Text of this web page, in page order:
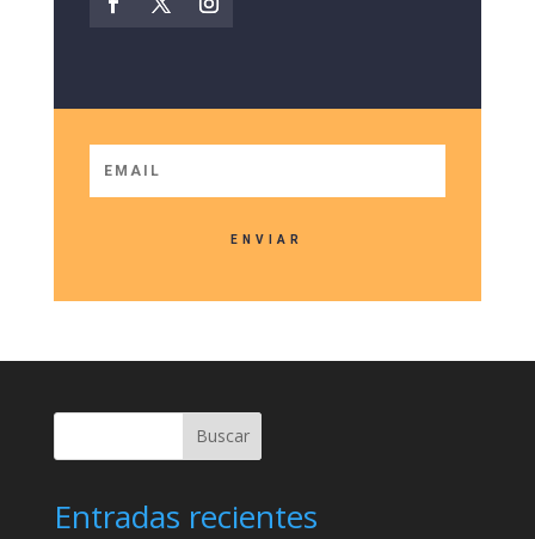
ENVIAR
Buscar
Entradas recientes